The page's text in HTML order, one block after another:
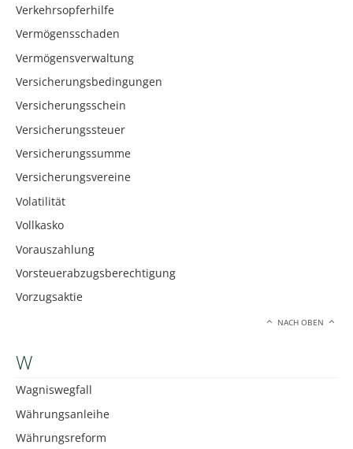
Verkehrsopferhilfe
Vermögensschaden
Vermögensverwaltung
Versicherungsbedingungen
Versicherungsschein
Versicherungssteuer
Versicherungssumme
Versicherungsvereine
Volatilität
Vollkasko
Vorauszahlung
Vorsteuerabzugsberechtigung
Vorzugsaktie
NACH OBEN
W
Wagniswegfall
Währungsanleihe
Währungsreform